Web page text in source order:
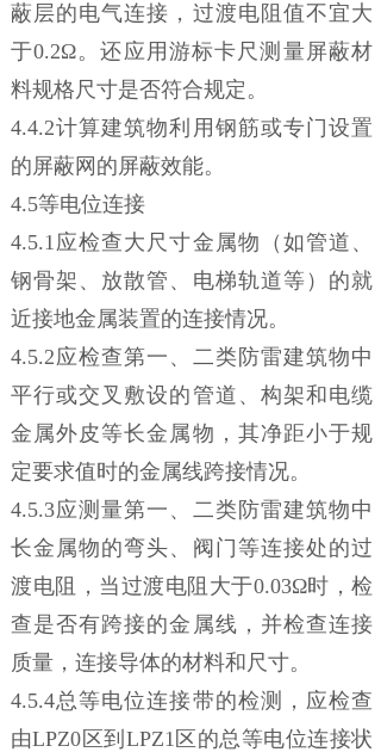
蔽层的电气连接，过渡电阻值不宜大
于0.2Ω。还应用游标卡尺测量屏蔽材
料规格尺寸是否符合规定。
4.4.2计算建筑物利用钢筋或专门设置
的屏蔽网的屏蔽效能。
4.5等电位连接
4.5.1应检查大尺寸金属物（如管道、
钢骨架、放散管、电梯轨道等）的就
近接地金属装置的连接情况。
4.5.2应检查第一、二类防雷建筑物中
平行或交叉敷设的管道、构架和电缆
金属外皮等长金属物，其净距小于规
定要求值时的金属线跨接情况。
4.5.3应测量第一、二类防雷建筑物中
长金属物的弯头、阀门等连接处的过
渡电阻，当过渡电阻大于0.03Ω时，检
查是否有跨接的金属线，并检查连接
质量，连接导体的材料和尺寸。
4.5.4总等电位连接带的检测，应检查
由LPZ0区到LPZ1区的总等电位连接状